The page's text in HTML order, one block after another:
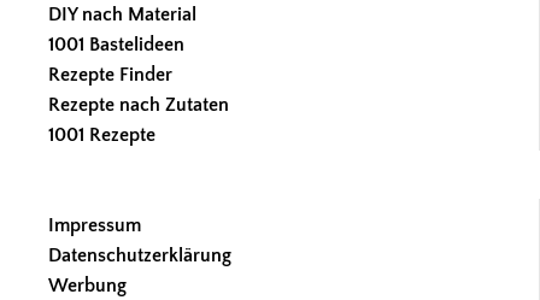
DIY nach Material
1001 Bastelideen
Rezepte Finder
Rezepte nach Zutaten
1001 Rezepte
Impressum
Datenschutzerklärung
Werbung